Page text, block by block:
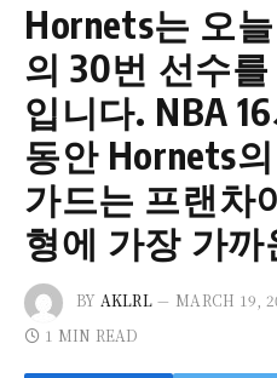
Hornets는 오
의 30번 선수
입니다. NBA
동안 Hornets
가드는 프랜차
형에 가장 가
BY AKLRL MARCH 19,
1 MIN READ